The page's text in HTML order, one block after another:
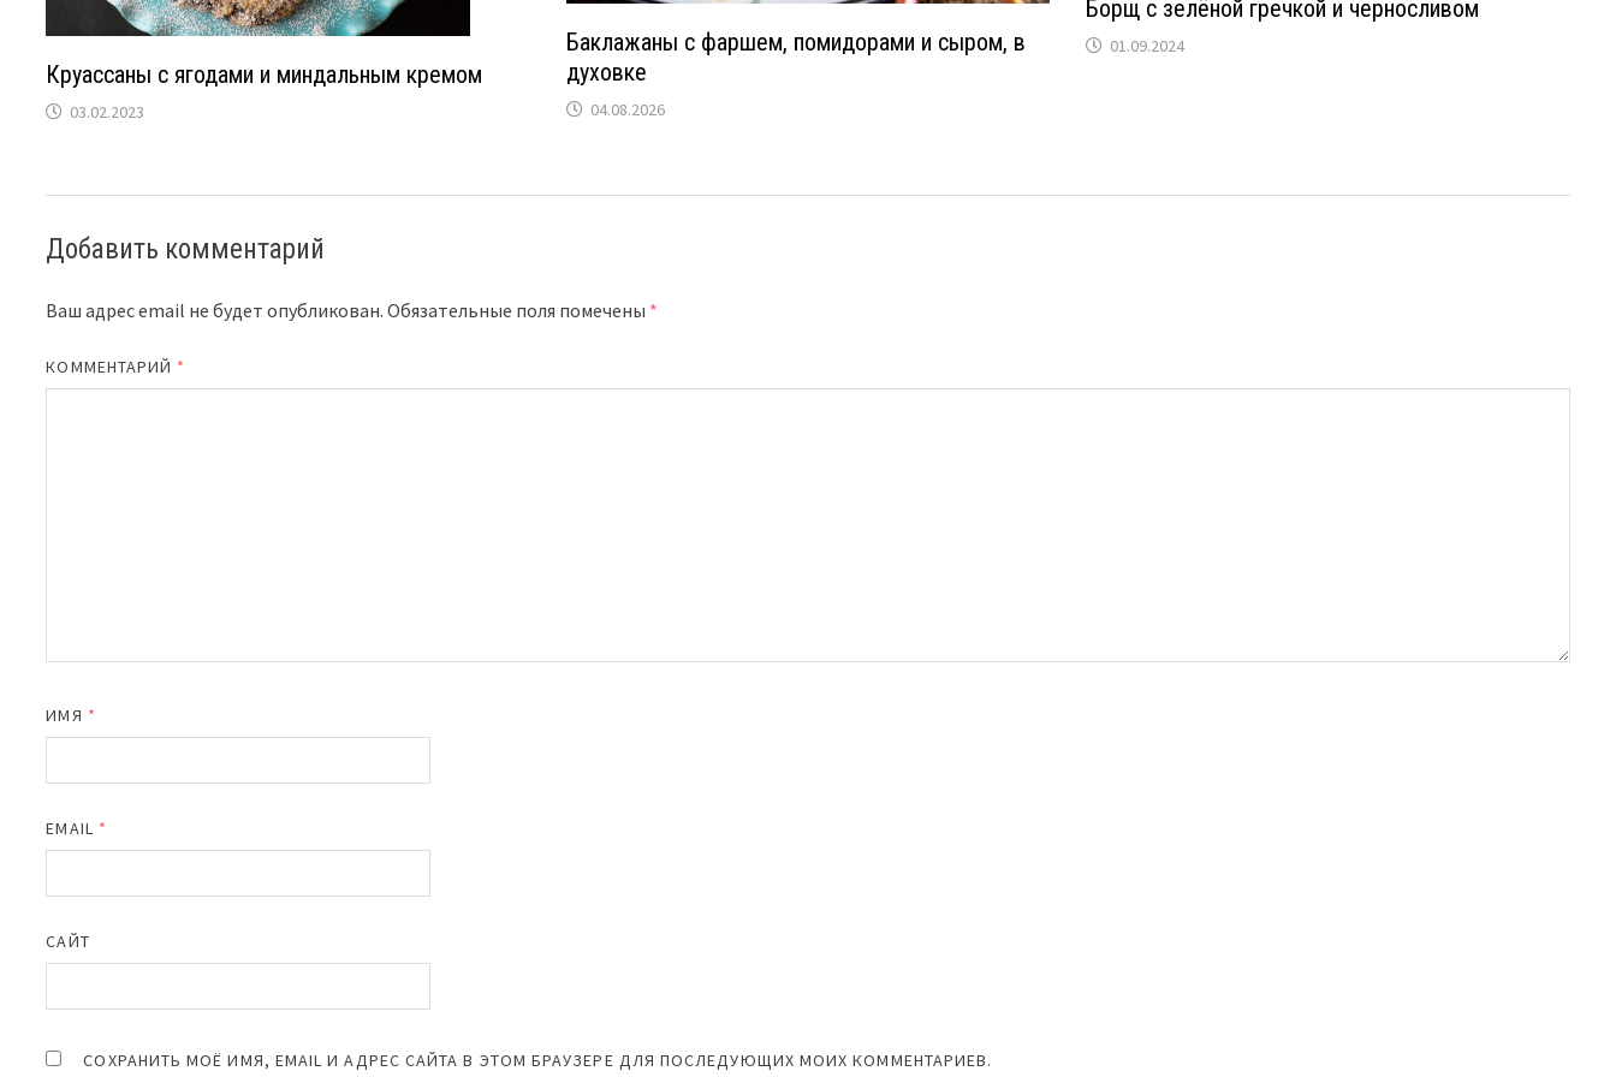
Круассаны с ягодами и миндальным кремом
03.02.2023
Баклажаны с фаршем, помидорами и сыром, в
духовке
04.08.2026
Борщ с зелёной гречкой и черносливом
01.09.2024
Добавить комментарий
Ваш адрес email не будет опубликован. Обязательные поля помечены *
КОММЕНТАРИЙ *
ИМЯ *
EMAIL *
САЙТ
СОХРАНИТЬ МОЁ ИМЯ, EMAIL И АДРЕС САЙТА В ЭТОМ БРАУЗЕРЕ ДЛЯ ПОСЛЕДУЮЩИХ МОИХ КОММЕНТАРИЕВ.